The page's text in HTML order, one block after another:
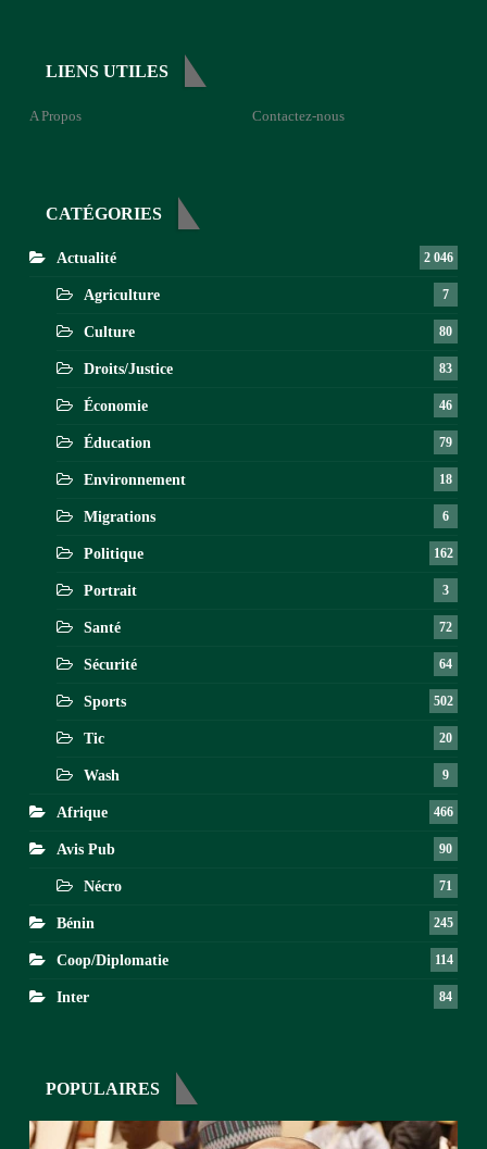
LIENS UTILES
A Propos Contactez-nous
CATÉGORIES
Actualité 2 046
Agriculture 7
Culture 80
Droits/Justice 83
Économie 46
Éducation 79
Environnement 18
Migrations 6
Politique 162
Portrait 3
Santé 72
Sécurité 64
Sports 502
Tic 20
Wash 9
Afrique 466
Avis Pub 90
Nécro 71
Bénin 245
Coop/Diplomatie 114
Inter 84
POPULAIRES